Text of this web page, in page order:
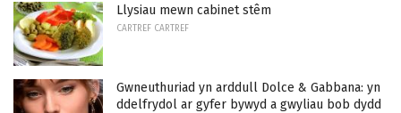
Llysiau mewn cabinet stêm
CARTREF CARTREF
Gwneuthuriad yn arddull Dolce & Gabbana: yn
ddelfrydol ar gyfer bywyd a gwyliau bob dydd